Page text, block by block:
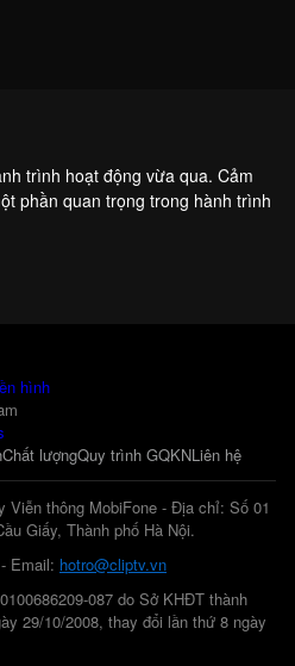
trình hoạt động vừa qua. Cảm
phần quan trọng trong hành trình
Chất lượngQuy trình GQKNLiên hệ
Viễn thông MobiFone - Địa chỉ: Số 01
Giấy, Thành phố Hà Nội.
Email: hotro@cliptv.vn
087 do Sở KHĐT thành
29/10/2008, thay đổi lần thứ 8 ngày